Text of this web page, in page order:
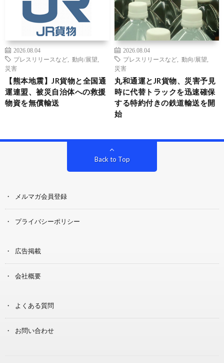
2026.08.04
プレスリリースなど
動向/展望
災害
【熊本地震】JR貨物と全国通
運連盟、被災自治体への救援
物資を無償輸送
2026.08.04
プレスリリースなど
動向/展望
災害
丸和通運とJR貨物、災害予見
時に代替トラックを迅速確保
する特約付きの鉄道輸送を開
始
Back to Top
メルマガ会員登録
プライバシーポリシー
広告掲載
会社概要
よくある質問
お問い合わせ